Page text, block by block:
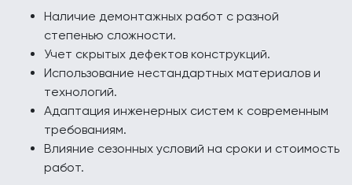
Наличие демонтажных работ с разной
степенью сложности.
Учет скрытых дефектов конструкций.
Использование нестандартных материалов и
технологий.
Адаптация инженерных систем к современным
требованиям.
Влияние сезонных условий на сроки и стоимость
работ.